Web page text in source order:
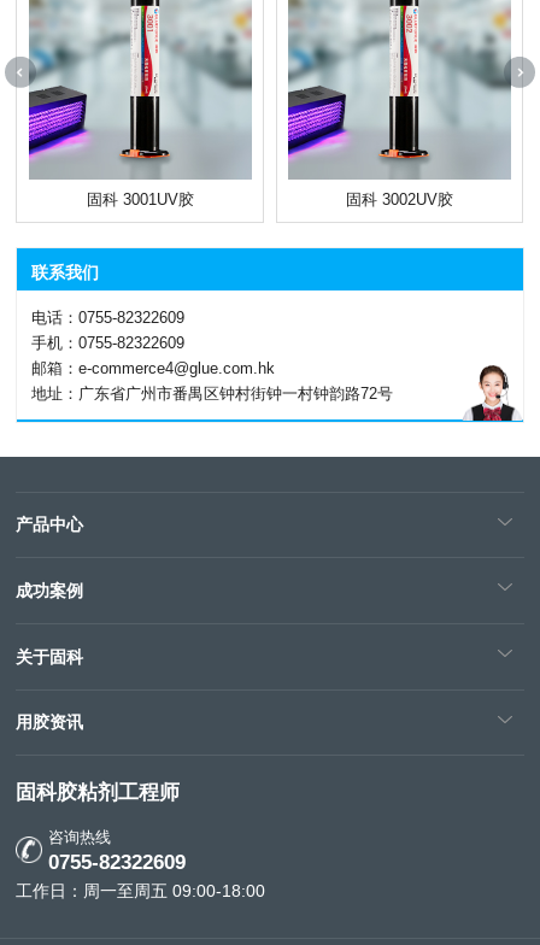
固科 3001UV胶 固科 3002UV胶
联系我们
电话：0755-82322609
手机：0755-82322609
邮箱：e-commerce4@glue.com.hk
地址：广东省广州市番禺区钟村街钟一村钟韵路72号
产品中心
成功案例
关于固科
用胶资讯
固科胶粘剂工程师
咨询热线
0755-82322609
工作日：周一至周五 09:00-18:00